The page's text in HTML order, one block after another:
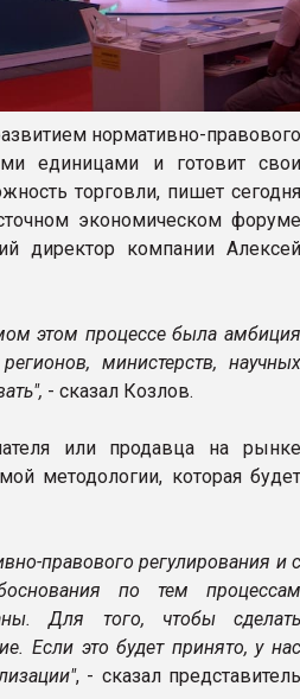
нормативно-правового
единицами и готовит свои
торговли, пишет сегодня
экономическом форуме
директор компании Алексей
этом процессе была амбиция
министерств, научных
- сказал Козлов.
или продавца на рынке
методологии, которая будет
правового регулирования и с
по тем процессам
Для того, чтобы сделать
Если это будет принято, у нас
, - сказал представитель